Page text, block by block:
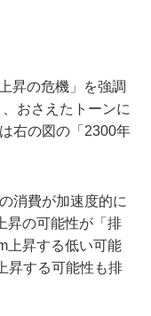
昇の危機」を強調
おさえたトーンに
右の図の「2300年
消費が加速度的に
昇の可能性が「排
上昇する低い可能
昇する可能性も排